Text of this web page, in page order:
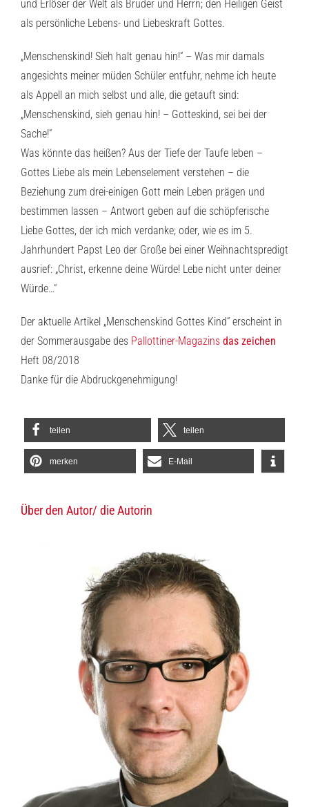
und Erlöser der Welt als Bruder und Herrn; den Heiligen Geist
als persönliche Lebens- und Liebeskraft Gottes.
„Menschenskind! Sieh halt genau hin!“ – Was mir damals
angesichts meiner müden Schüler entfuhr, nehme ich heute
als Appell an mich selbst und alle, die getauft sind:
„Menschenskind, sieh genau hin! – Gotteskind, sei bei der
Sache!“
Was könnte das heißen? Aus der Tiefe der Taufe leben –
Gottes Liebe als mein Lebenselement verstehen – die
Beziehung zum drei-einigen Gott mein Leben prägen und
bestimmen lassen – Antwort geben auf die schöpferische
Liebe Gottes, der ich mich verdanke; oder, wie es im 5.
Jahrhundert Papst Leo der Große bei einer Weihnachtspredigt
ausrief: „Christ, erkenne deine Würde! Lebe nicht unter deiner
Würde…“
Der aktuelle Artikel „Menschenskind Gottes Kind“ erscheint in
der Sommerausgabe des Pallottiner-Magazins das zeichen
Heft 08/2018
Danke für die Abdruckgenehmigung!
teilen teilen
merken E-Mail
Über den Autor/ die Autorin